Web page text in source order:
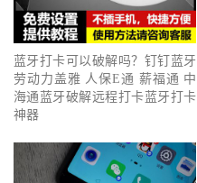
蓝牙打卡可以破解吗？钉钉蓝牙
劳动力盖雅 人保E通 薪福通 中
海通蓝牙破解远程打卡蓝牙打卡
神器